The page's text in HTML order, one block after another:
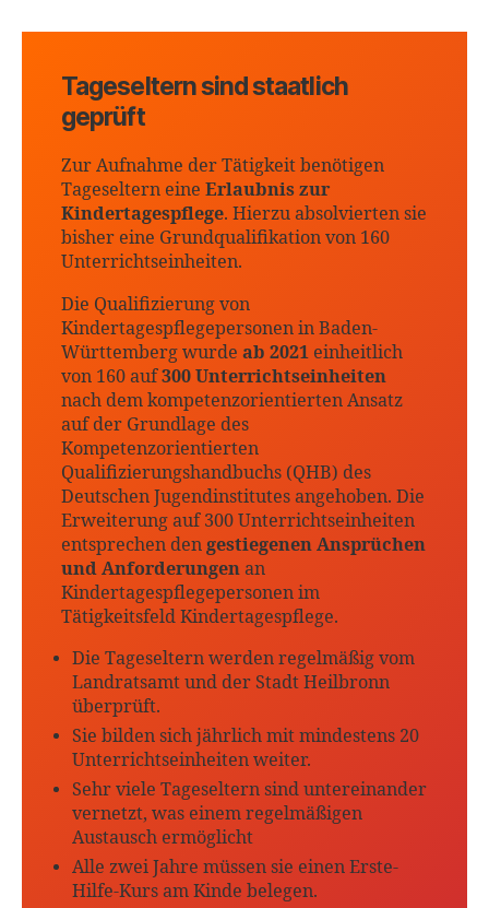
Tageseltern sind staatlich
geprüft
Zur Aufnahme der Tätigkeit benötigen
Tageseltern eineErlaubnis zur
Kindertagespflege. Hierzu absolvierten sie
bisher eine Grundqualifikation von 160
Unterrichtseinheiten.
Die Qualifizierung von
Kindertagespflegepersonen in Baden-
Württemberg wurdeab 2021 einheitlich
von 160 auf300 Unterrichtseinheiten
nach dem kompetenzorientierten Ansatz
auf der Grundlage des
Kompetenzorientierten
Qualifizierungshandbuchs (QHB) des
Deutschen Jugendinstitutes angehoben. Die
Erweiterung auf 300 Unterrichtseinheiten
entsprechen den gestiegenen Ansprüchen
und Anforderungen an
Kindertagespflegepersonen im
Tätigkeitsfeld Kindertagespflege.
Die Tageseltern werden regelmäßig vom
Landratsamt und der Stadt Heilbronn
überprüft.
Sie bilden sich jährlich mit mindestens 20
Unterrichtseinheiten weiter.
Sehr viele Tageseltern sind untereinander
vernetzt, was einem regelmäßigen
Austausch ermöglicht
Alle zwei Jahre müssen sie einen Erste-
Hilfe-Kurs am Kinde belegen.